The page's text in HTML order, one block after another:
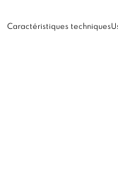
Caractéristiques techniques